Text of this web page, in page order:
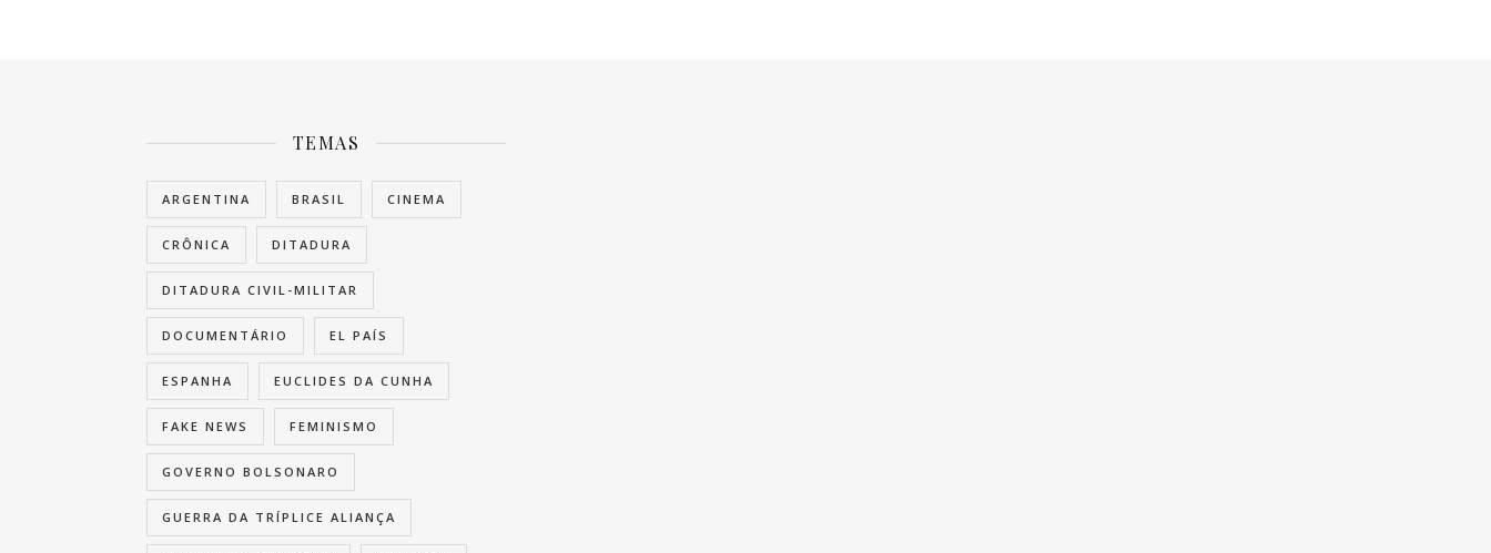
TEMAS
ARGENTINA BRASIL CINEMA
CRÔNICA DITADURA
DITADURA CIVIL-MILITAR
DOCUMENTÁRIO EL PAÍS
ESPANHA EUCLIDES DA CUNHA
FAKE NEWS FEMINISMO
GOVERNO BOLSONARO
GUERRA DA TRÍPLICE ALIANÇA